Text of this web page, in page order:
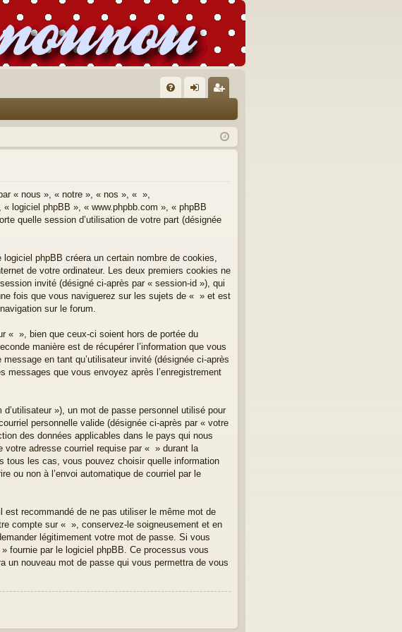
Q ne
xi
nr
eg
« nous », « notre », « nos », « »,
logiciel phpBB », « www.phpbb.com », « phpBB
quelle session d’utilisation de votre part (désignée
phpBB créera un certain nombre de cookies,
de votre ordinateur. Les deux premiers cookies ne
invité (désigné ci-après par « session-id »), qui
fois que vous naviguerez sur les sujets de « » et est
sur le forum.
« », bien que ceux-ci soient hors de portée du
manière est de récupérer l’information que vous
en tant qu’utilisateur invité (désignée ci-après
que vous envoyez après l’enregistrement
»), un mot de passe personnel utilisé pour
personnelle valide (désignée ci-après par « votre
des données applicables dans le pays qui nous
votre adresse courriel requise par « » durant la
tous les cas, vous pouvez choisir quelle information
ou non à l’envoi automatique de courriel par le
recommandé de ne pas utiliser le même mot de
compte sur « », conservez-le soigneusement et en
légitimement votre mot de passe. Si vous
fournie par le logiciel phpBB. Ce processus vous
un nouveau mot de passe qui vous permettra de vous